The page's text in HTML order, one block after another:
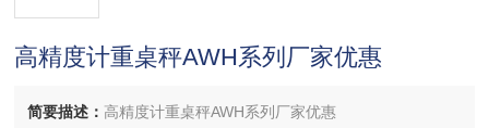
高精度计重桌秤AWH系列厂家优惠
简要描述： 高精度计重桌秤AWH系列厂家优惠